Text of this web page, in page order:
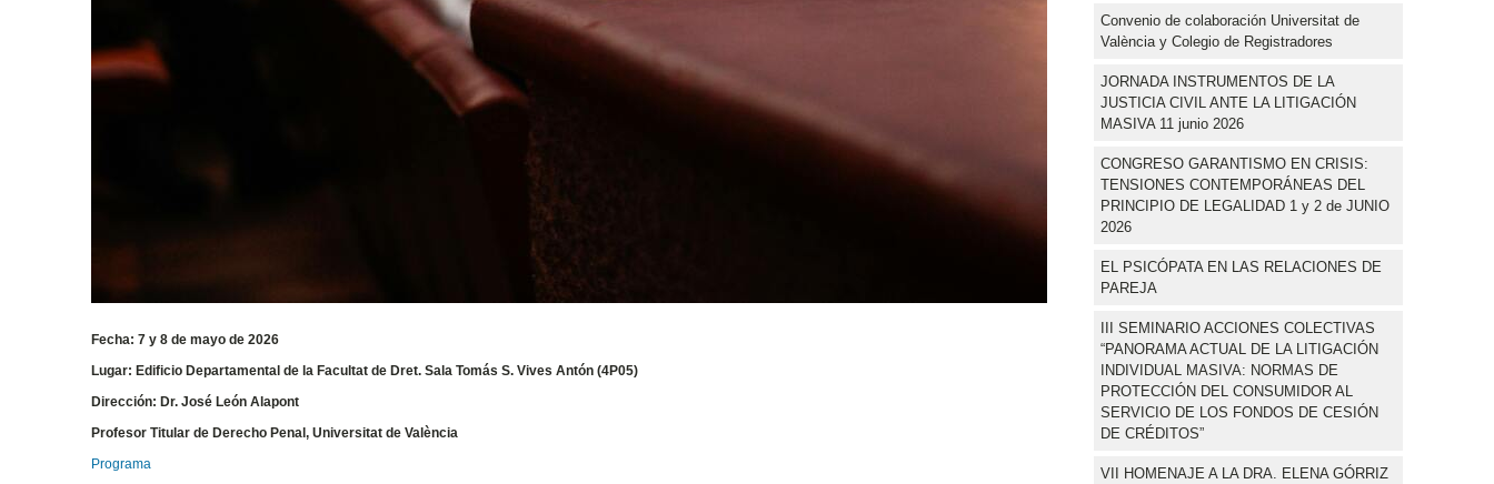
Fecha: 7 y 8 de mayo de 2026
Lugar: Edificio Departamental de la Facultat de Dret. Sala Tomás S. Vives Antón (4P05)
Dirección: Dr. José León Alapont
Profesor Titular de Derecho Penal, Universitat de València
Programa
Convenio de colaboración Universitat de
València y Colegio de Registradores
JORNADA INSTRUMENTOS DE LA
JUSTICIA CIVIL ANTE LA LITIGACIÓN
MASIVA 11 junio 2026
CONGRESO GARANTISMO EN CRISIS:
TENSIONES CONTEMPORÁNEAS DEL
PRINCIPIO DE LEGALIDAD 1 y 2 de JUNIO
2026
EL PSICÓPATA EN LAS RELACIONES DE
PAREJA
III SEMINARIO ACCIONES COLECTIVAS
“PANORAMA ACTUAL DE LA LITIGACIÓN
INDIVIDUAL MASIVA: NORMAS DE
PROTECCIÓN DEL CONSUMIDOR AL
SERVICIO DE LOS FONDOS DE CESIÓN
DE CRÉDITOS”
VII HOMENAJE A LA DRA. ELENA GÓRRIZ